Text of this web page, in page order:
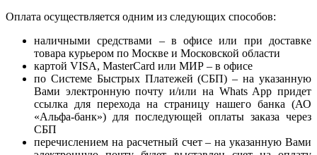
Оплата осуществляется одним из следующих способов:
наличными средствами – в офисе или при доставке
товара курьером по Москве и Московской области
картой VISA, MasterCard или МИР – в офисе
по Системе Быстрых Платежей (СБП) – на указанную
Вами электронную почту и/или на Whats App придет
ссылка для перехода на страницу нашего банка (АО
«Альфа-банк») для последующей оплаты заказа через
СБП
перечислением на расчетный счет – на указанную Вами